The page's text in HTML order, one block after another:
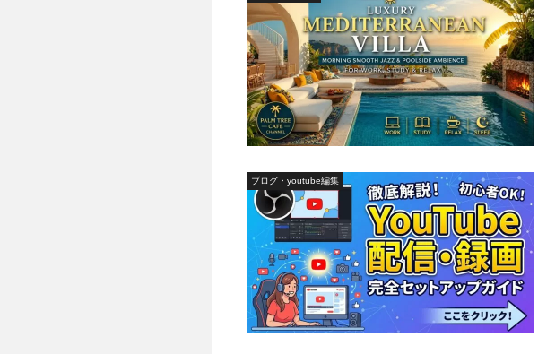
ブログ・youtube編集